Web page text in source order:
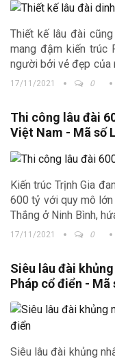
Thiết kế lâu đài
mang đậm kiến trúc
người bởi vẻ đẹp của
Việt Trì Phú Thọ thu
17/11/2021 0
Thi công lâu đài
Việt Nam - Mã số
Kiến trúc Trịnh Gia
600 tỷ với quy mô lớn
Thắng ở Ninh Bình,
17/11/2021 0
Siêu lâu đài
Pháp cổ điển - Mã
Siêu lâu đài khủng